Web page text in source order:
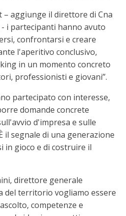
– aggiunge il direttore di Cna
i partecipanti hanno avuto
confrontarsi e creare
l'aperitivo conclusivo,
in un momento concreto
professionisti e giovani”.
partecipato con interesse,
domande concrete
d'impresa e sulle
il segnale di una generazione
in gioco e di costruire il
direttore generale
del territorio vogliamo essere
competenze e